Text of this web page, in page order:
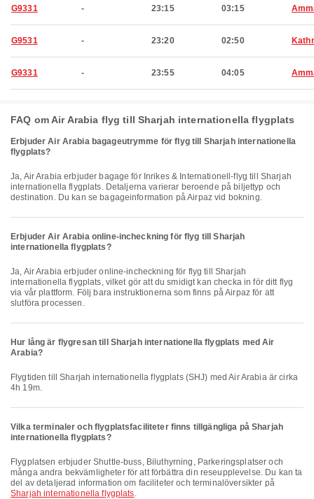
G9331 - 23:15 03:15
G9531 - 23:20 02:50
G9331 - 23:55 04:05
FAQ om Air Arabia flyg till Sharjah internationella flygplats
Erbjuder Air Arabia bagageutrymme för flyg till Sharjah internationella
flygplats?
Ja, Air Arabia erbjuder bagage för Inrikes & Internationell-flyg till Sharjah
internationella flygplats. Detaljerna varierar beroende på biljettyp och
destination. Du kan se bagageinformation på Airpaz vid bokning.
Erbjuder Air Arabia online-incheckning för flyg till Sharjah
internationella flygplats?
Ja, Air Arabia erbjuder online-incheckning för flyg till Sharjah
internationella flygplats, vilket gör att du smidigt kan checka in för ditt flyg
via vår plattform. Följ bara instruktionerna som finns på Airpaz för att
slutföra processen.
Hur lång är flygresan till Sharjah internationella flygplats med Air
Arabia?
Flygtiden till Sharjah internationella flygplats (SHJ) med Air Arabia är cirka
4h 19m.
Vilka terminaler och flygplatsfaciliteter finns tillgängliga på Sharjah
internationella flygplats?
Flygplatsen erbjuder Shuttle-buss, Biluthyrning, Parkeringsplatser och
många andra bekvämligheter för att förbättra din reseupplevelse. Du kan ta
del av detaljerad information om faciliteter och terminalöversikter på
Sharjah internationella flygplats.